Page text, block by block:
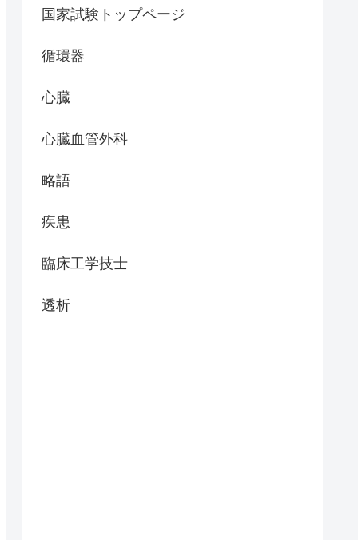
国家試験トップページ
循環器
心臓
心臓血管外科
略語
疾患
臨床工学技士
透析